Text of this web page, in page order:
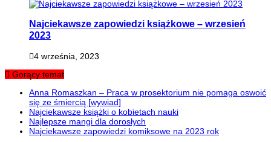
Najciekawsze zapowiedzi książkowe – wrzesień
2023
4 września, 2023
Gorący temat
Anna Romaszkan – Praca w prosektorium nie pomaga oswoić
się ze śmiercią [wywiad]
Najciekawsze książki o kobietach nauki
Najlepsze mangi dla dorosłych
Najciekawsze zapowiedzi komiksowe na 2023 rok